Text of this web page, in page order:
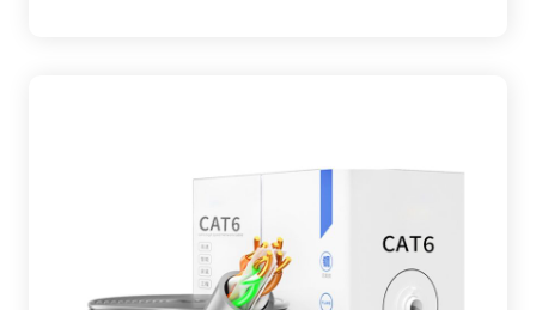
wertvollen Vorteil für jede Netzwerkinfrastruktur,
die Hochgeschwindigkeits- und zuverlässige
Konnektivität erfordert